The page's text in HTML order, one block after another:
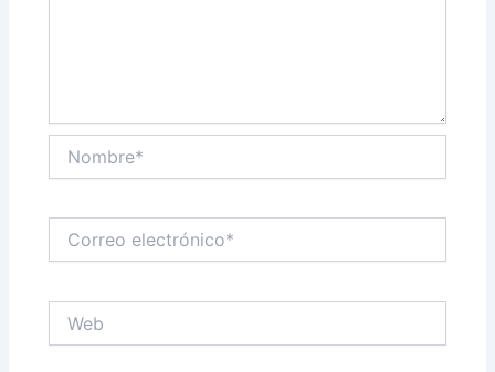
electrónico*